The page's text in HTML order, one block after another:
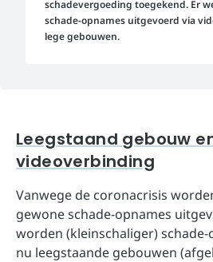
schadevergoeding toegekend. Er
schade-opnames uitgevoerd via
lege gebouwen.
Leegstaand gebouw
videoverbinding
Vanwege de coronacrisis
gewone schade-opnames
worden (kleinschaliger)
nu leegstaande gebouwen